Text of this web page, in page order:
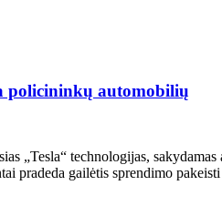
policininkų automobilių
„Tesla“ technologijas,
pradeda gailėtis sprendimo